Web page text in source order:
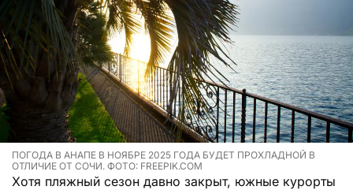
ПОГОДА В АНАПЕ В НОЯБРЕ 2025 ГОДА БУДЕТ ПРОХЛАДНОЙ В
ОТЛИЧИЕ ОТ СОЧИ. ФОТО: FREEPIK.COM
Хотя пляжный сезон давно закрыт, южные курорты